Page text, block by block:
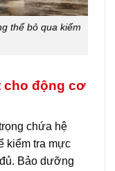
thể bỏ qua kiểm
cho động cơ
chứa hệ
kiểm tra mực
Bảo dưỡng